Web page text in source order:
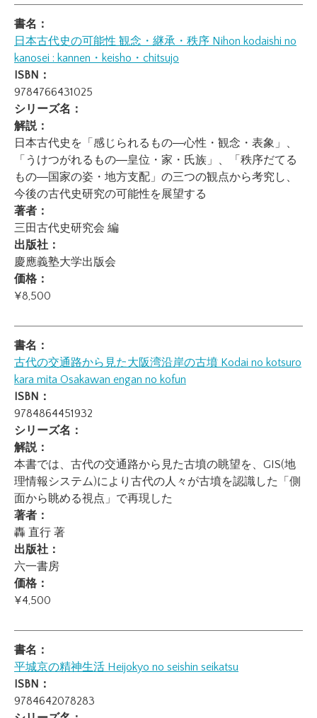
書名：
日本古代史の可能性 観念・継承・秩序 Nihon kodaishi no
kanosei : kannen・keisho・chitsujo
ISBN：
9784766431025
シリーズ名：
解説：
日本古代史を「感じられるもの―心性・観念・表象」、
「うけつがれるもの―皇位・家・氏族」、「秩序だてる
もの―国家の姿・地方支配」の三つの観点から考究し、
今後の古代史研究の可能性を展望する
著者：
三田古代史研究会 編
出版社：
慶應義塾大学出版会
価格：
¥8,500
書名：
古代の交通路から見た大阪湾沿岸の古墳 Kodai no kotsuro
kara mita Osakawan engan no kofun
ISBN：
9784864451932
シリーズ名：
解説：
本書では、古代の交通路から見た古墳の眺望を、GIS(地
理情報システム)により古代の人々が古墳を認識した「側
面から眺める視点」で再現した
著者：
轟 直行 著
出版社：
六一書房
価格：
¥4,500
書名：
平城京の精神生活 Heijokyo no seishin seikatsu
ISBN：
9784642078283